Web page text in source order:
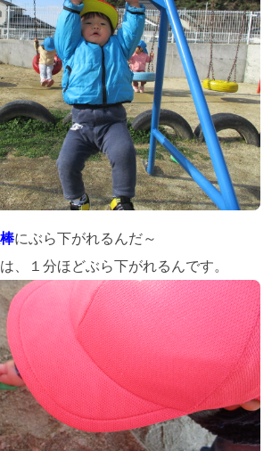
にぶら下がれるんだ～
、１分ほどぶら下がれるんです。